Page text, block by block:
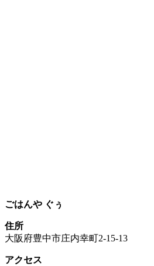
ごはんや ぐぅ
住所
大阪府豊中市庄内幸町2-15-13
アクセス